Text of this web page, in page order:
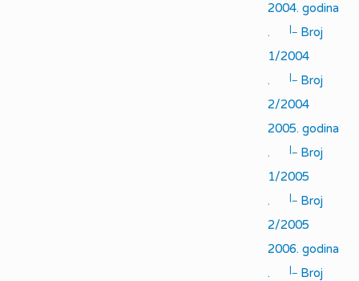
2004. godina
.
|_ Broj
1/2004
.
|_ Broj
2/2004
2005. godina
.
|_ Broj
1/2005
.
|_ Broj
2/2005
2006. godina
.
|_ Broj